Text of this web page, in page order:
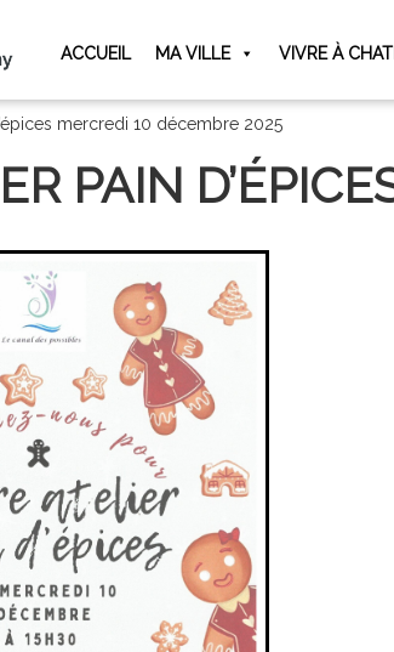
ACCUEIL MA VILLE VIVRE À
mercredi 10 décembre 2025
PAIN